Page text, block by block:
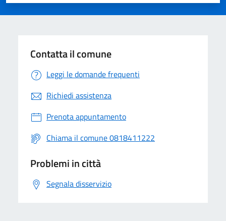
Contatta il comune
Leggi le domande frequenti
Richiedi assistenza
Prenota appuntamento
Chiama il comune 0818411222
Problemi in città
Segnala disservizio